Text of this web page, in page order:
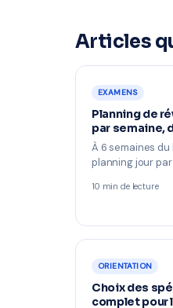
Articles
EXAMENS
Planning de
par semaine,
À 6 semaines
planning jour
10 min de lecture
ORIENTATION
Choix des
complet pour